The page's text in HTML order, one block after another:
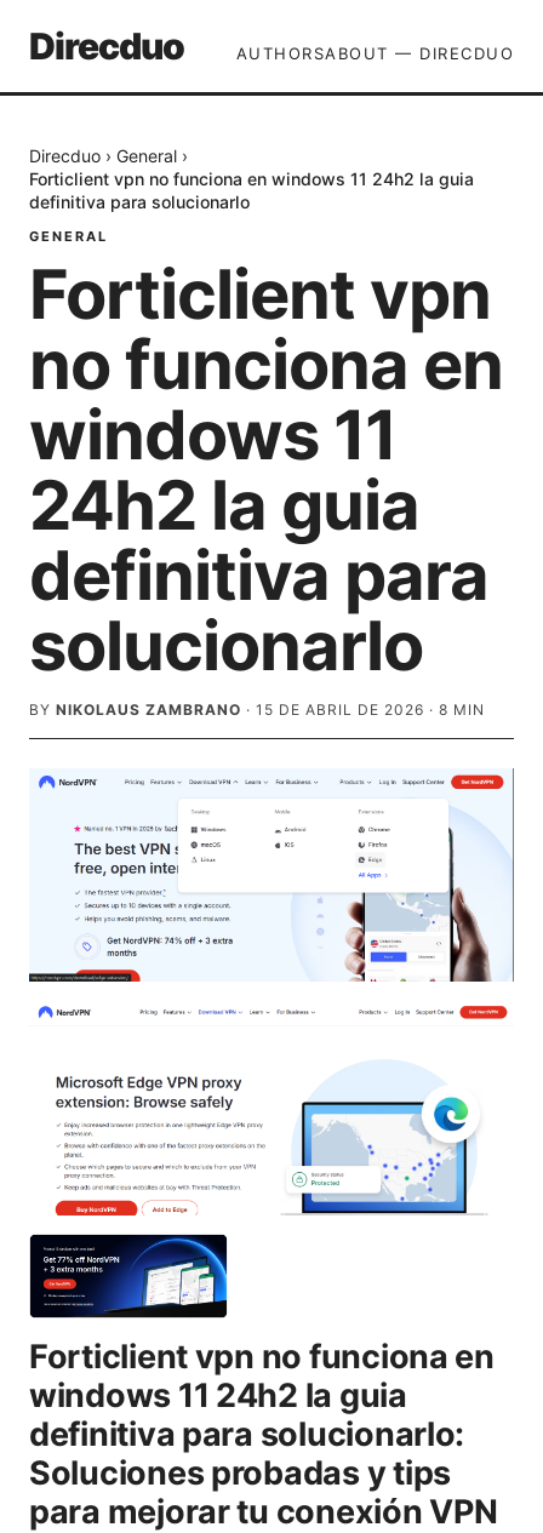
Direcduo AUTHORSABOUT — DIRECDUO
Direcduo › General ›
Forticlient vpn no funciona en windows 11 24h2 la guia
definitiva para solucionarlo
GENERAL
Forticlient vpn
no funciona en
windows 11
24h2 la guia
definitiva para
solucionarlo
BY NIKOLAUS ZAMBRANO · 15 DE ABRIL DE 2026 · 8 MIN
Forticlient vpn no funciona en
windows 11 24h2 la guia
definitiva para solucionarlo:
Soluciones probadas y tips
para mejorar tu conexión VPN